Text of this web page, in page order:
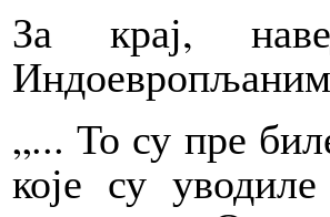
За крај,
„... То су пре
које су